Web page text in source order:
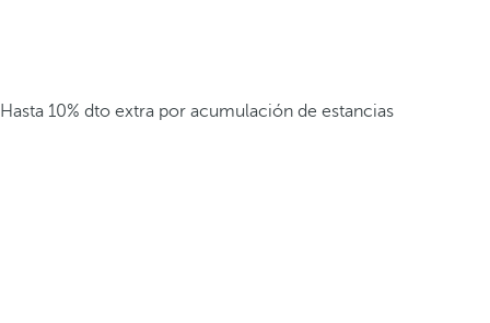
Hasta 10% dto extra por acumulación de estancias